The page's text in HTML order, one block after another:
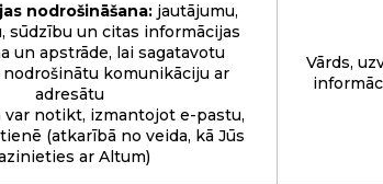
nodrošināšana:jautājumu,
sūdzību un citas informācijas
un apstrāde, lai sagatavotu
komunikāciju ar
adresātu
var notikt, izmantojot e-pastu,
(atkarībā no veida, kā Jūs
ar Altum)
Vārds,